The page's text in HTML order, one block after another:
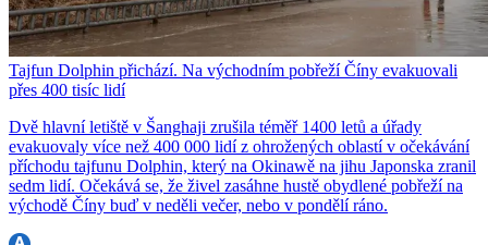
Tajfun Dolphin přichází. Na východním pobřeží Číny evakuovali
přes 400 tisíc lidí
Dvě hlavní letiště v Šanghaji zrušila téměř 1400 letů a úřady
evakuovaly více než 400 000 lidí z ohrožených oblastí v očekávání
příchodu tajfunu Dolphin, který na Okinawě na jihu Japonska zranil
sedm lidí. Očekává se, že živel zasáhne hustě obydlené pobřeží na
východě Číny buď v neděli večer, nebo v pondělí ráno.